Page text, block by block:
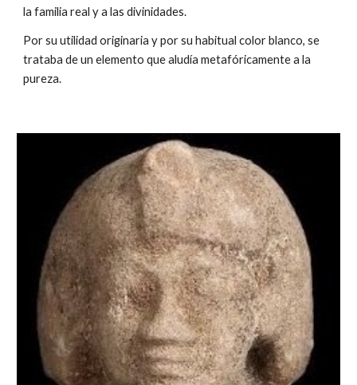
la familia real y a las divinidades.
Por su utilidad originaria y por su habitual color blanco, se
trataba de un elemento que aludía metafóricamente a la
pureza.